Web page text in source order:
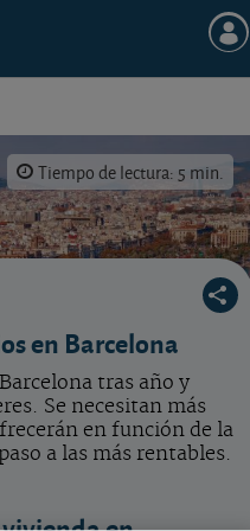
Tiempo de lectura: 5 min.
en Barcelona
tras año y
Se necesitan más
en función de la
a las más rentables.